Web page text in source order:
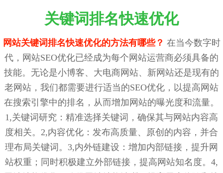
关键词排名快速优化
网站关键词排名快速优化的方法有哪些？ 在当今数字时
代，网站SEO优化已经成为每个网站运营商必须具备的
技能。无论是小博客、大电商网站、新网站还是现有的
老网站，我们都需要进行适当的SEO优化，以提高网站
在搜索引擎中的排名，从而增加网站的曝光度和流量。
1,关键词研究：精准选择关键词，确保其与网站内容高
度相关。2,内容优化：发布高质量、原创的内容，并合
理布局关键词。3,内外链建设：增加内部链接，提升网
站权重；同时积极建立外部链接，提高网站知名度。4,